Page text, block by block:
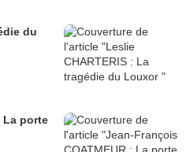
du
La porte